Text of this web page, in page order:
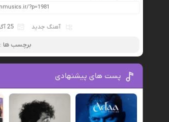
آهنگ جدید 25 آگوست 2024
برچسب ها :
پست های پیشنهادی